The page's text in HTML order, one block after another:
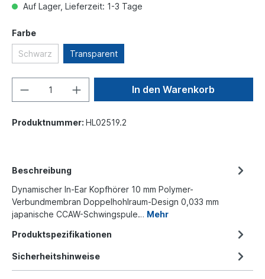
Auf Lager, Lieferzeit: 1-3 Tage
Farbe
Schwarz Transparent
In den Warenkorb
Produktnummer: HL02519.2
Beschreibung
Dynamischer In-Ear Kopfhörer 10 mm Polymer-
Verbundmembran Doppelhohlraum-Design 0,033 mm
japanische CCAW-Schwingspule… Mehr
Produktspezifikationen
Sicherheitshinweise